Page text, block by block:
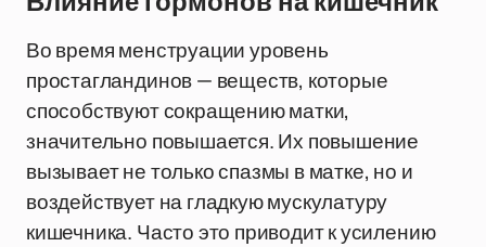
Во время менструации уровень
простагландинов — веществ, которые
способствуют сокращению матки,
значительно повышается. Их повышение
вызывает не только спазмы в матке, но и
воздействует на гладкую мускулатуру
кишечника. Часто это приводит к усилению